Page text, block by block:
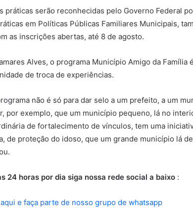
práticas serão reconhecidas pelo Governo Federal
em Políticas Públicas Familiares Municipais,
as inscrições abertas, até 8 de agosto.
Alves, o programa Município Amigo da
de troca de experiências.
não é só para dar selo a um prefeito, a um
por exemplo, que um município pequeno, lá no
de fortalecimento de vínculos, tem uma
de proteção do idoso, que um grande município lá
24 horas por dia siga nossa rede social a baixo :
e faça parte de nosso grupo de whatsapp